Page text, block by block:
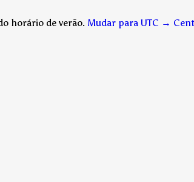
horário de verão. Mudar para UTC →